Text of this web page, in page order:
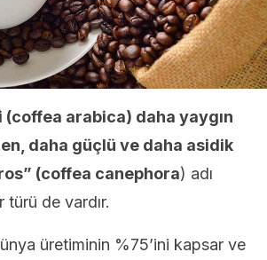
(coffea arabica) daha yaygın
daha güçlü ve daha asidik
(coffea canephora) adı
de vardır.
üretiminin %75’ini kapsar ve